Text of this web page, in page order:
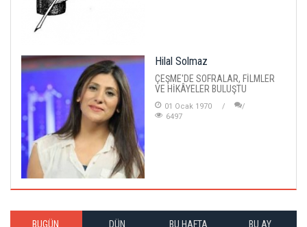
Hilal Solmaz
ÇEŞME'DE SOFRALAR, FİLMLER
VE HİKÂYELER BULUŞTU
01 Ocak 1970
6497
BUGÜN DÜN BU HAFTA BU AY